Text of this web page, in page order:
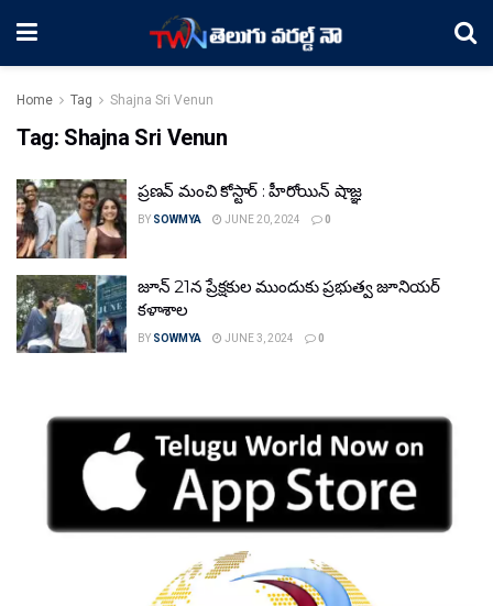
Home Tag Shajna Sri Venun
Tag: Shajna Sri Venun
ప్రణవ్ మంచి కోస్టార్ : హీరోయిన్ షాజ్ఞ
BY SOWMYA JUNE 20, 2024 0
జూన్ 21న ప్రేక్షకుల ముందుకు ప్రభుత్వ జూనియర్
కళాశాల
BY SOWMYA JUNE 3, 2024 0